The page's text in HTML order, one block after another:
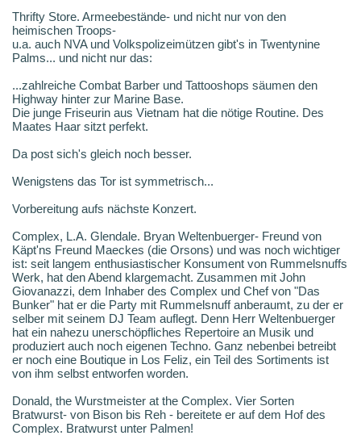
Thrifty Store. Armeebestände- und nicht nur von den
heimischen Troops-
u.a. auch NVA und Volkspolizeimützen gibt's in Twentynine
Palms... und nicht nur das:
...zahlreiche Combat Barber und Tattooshops säumen den
Highway hinter zur Marine Base.
Die junge Friseurin aus Vietnam hat die nötige Routine. Des
Maates Haar sitzt perfekt.
Da post sich's gleich noch besser.
Wenigstens das Tor ist symmetrisch...
Vorbereitung aufs nächste Konzert.
Complex, L.A. Glendale. Bryan Weltenbuerger- Freund von
Käpt'ns Freund Maeckes (die Orsons) und was noch wichtiger
ist: seit langem enthusiastischer Konsument von Rummelsnuffs
Werk, hat den Abend klargemacht. Zusammen mit John
Giovanazzi, dem Inhaber des Complex und Chef von "Das
Bunker" hat er die Party mit Rummelsnuff anberaumt, zu der er
selber mit seinem DJ Team auflegt. Denn Herr Weltenbuerger
hat ein nahezu unerschöpfliches Repertoire an Musik und
produziert auch noch eigenen Techno. Ganz nebenbei betreibt
er noch eine Boutique in Los Feliz, ein Teil des Sortiments ist
von ihm selbst entworfen worden.
Donald, the Wurstmeister at the Complex. Vier Sorten
Bratwurst- von Bison bis Reh - bereitete er auf dem Hof des
Complex. Bratwurst unter Palmen!